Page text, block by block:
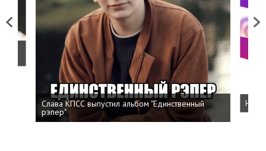
Previous
Слава КПСС выпустил альбом "Единственный
рэпер"
Next